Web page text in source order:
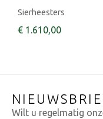
Sierheesters
€ 1.610,00
Wilt u regelmatig